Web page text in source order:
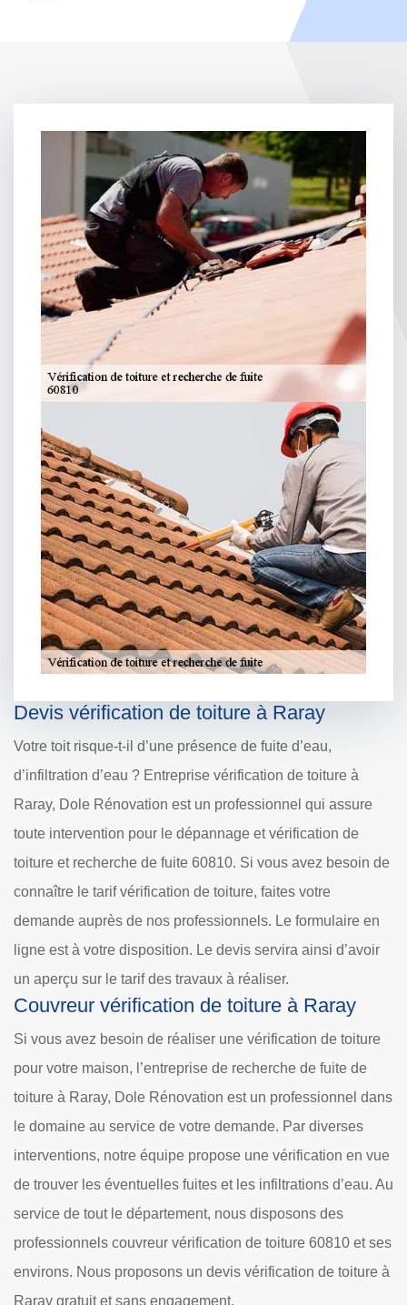
Devis vérification de toiture à Raray
Votre toit risque-t-il d’une présence de fuite d’eau,
d’infiltration d’eau ? Entreprise vérification de toiture à
Raray, Dole Rénovation est un professionnel qui assure
toute intervention pour le dépannage et vérification de
toiture et recherche de fuite 60810. Si vous avez besoin de
connaître le tarif vérification de toiture, faites votre
demande auprès de nos professionnels. Le formulaire en
ligne est à votre disposition. Le devis servira ainsi d’avoir
un aperçu sur le tarif des travaux à réaliser.
Couvreur vérification de toiture à Raray
Si vous avez besoin de réaliser une vérification de toiture
pour votre maison, l’entreprise de recherche de fuite de
toiture à Raray, Dole Rénovation est un professionnel dans
le domaine au service de votre demande. Par diverses
interventions, notre équipe propose une vérification en vue
de trouver les éventuelles fuites et les infiltrations d’eau. Au
service de tout le département, nous disposons des
professionnels couvreur vérification de toiture 60810 et ses
environs. Nous proposons un devis vérification de toiture à
Raray gratuit et sans engagement.